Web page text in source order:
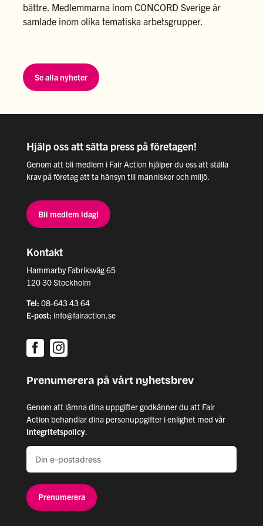
bättre. Medlemmarna inom CONCORD Sverige är
samlade inom olika tematiska arbetsgrupper.
Se alla nyheter
Hjälp oss att sätta press på företagen!
Genom att bli medlem i Fair Action hjälper du oss att ställa
krav på företag att ta hänsyn till människor och miljö.
Bli medlem idag!
Kontakt
Hammarby Fabriksväg 65
120 30 Stockholm
Tel: 08-643 43 64
E-post: info@fairaction.se
Prenumerera på vårt nyhetsbrev
Genom att lämna dina uppgifter godkänner du att Fair
Action behandlar dina personuppgifter i enlighet med vår
integritetspolicy.